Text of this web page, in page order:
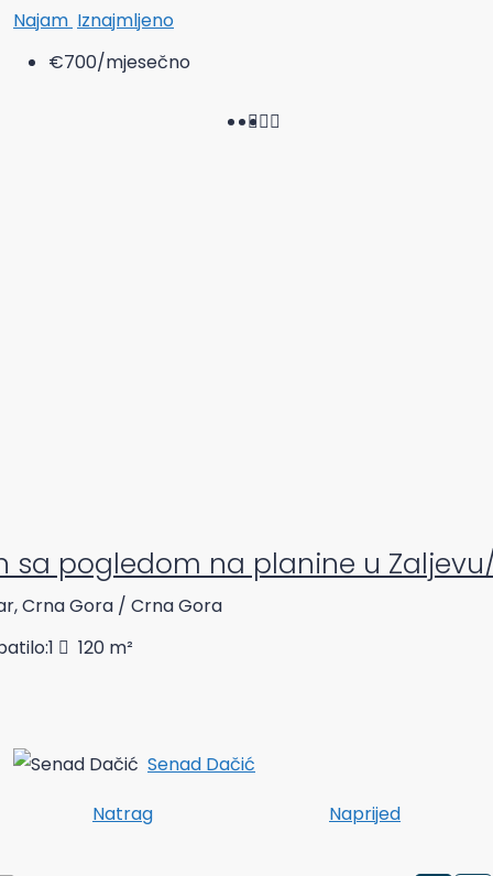
Najam Iznajmljeno
€700/mjesečno
sa pogledom na planine u Zaljevu/
Crna Gora / Crna Gora
1 120 m²
Senad Dačić
Natrag
Naprijed